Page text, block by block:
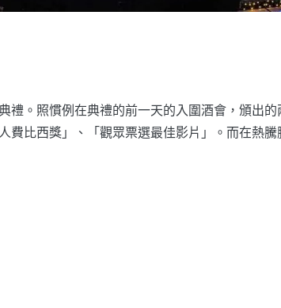
。照慣例在典禮的前一天的入圍酒會，頒出
比西獎」、「觀眾票選最佳影片」。而在熱